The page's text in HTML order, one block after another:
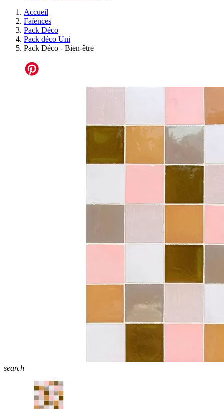
Accueil
Faïences
Pack Déco
Pack déco Uni
Pack Déco - Bien-être
search